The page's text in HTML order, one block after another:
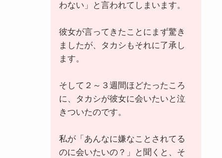
わない」と言われてしまいます。
彼女が言ってきたことにまず驚き
ましたが、タカシもそれに了承し
ます。
そして２～３週間ほどたったころ
に、タカシが彼女に会いたいと泣
きついたのです。
私が「あんなに嫌なことされてる
のに会いたいの？」と聞くと、そ